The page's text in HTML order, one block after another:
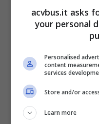
Ecco quanti
anno nella
che non ti
acvbus.it asks
your personal
Personalised
content
services
Store and/or
Learn more